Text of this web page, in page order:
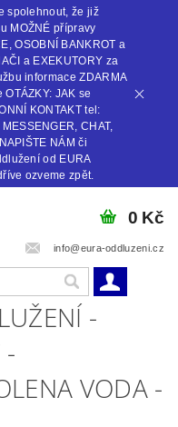
spolehnout, že již
MOŽNÉ přípravy
OSOBNÍ BANKROT a
a EXEKUTORY za
informace ZDARMA
JAK se
KONTAKT tel:
CHAT,
NÁM či
od EURA
ozveme zpět.
info@eura-oddluzeni.cz
0 Kč
-
-
VODA -